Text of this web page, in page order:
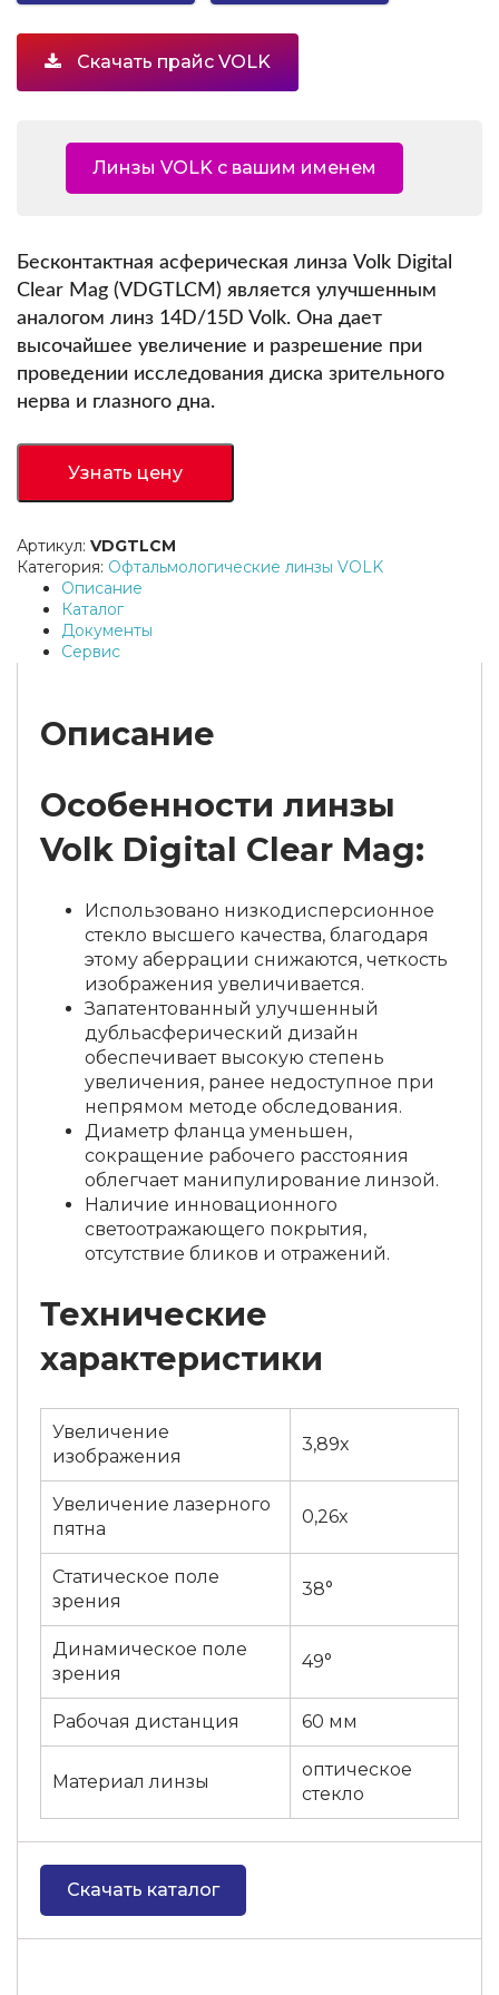
Скачать прайс VOLK
Линзы VOLK с вашим именем
Бесконтактная асферическая линза Volk Digital
Clear Mag (VDGTLCM) является улучшенным
аналогом линз 14D/15D Volk. Она дает
высочайшее увеличение и разрешение при
проведении исследования диска зрительного
нерва и глазного дна.
Узнать цену
Артикул: VDGTLCM
Категория: Офтальмологические линзы VOLK
Описание
Каталог
Документы
Сервис
Описание
Особенности линзы
Volk Digital Clear Mag:
Использовано низкодисперсионное
стекло высшего качества, благодаря
этому аберрации снижаются, четкость
изображения увеличивается.
Запатентованный улучшенный
дубльасферический дизайн
обеспечивает высокую степень
увеличения, ранее недоступное при
непрямом методе обследования.
Диаметр фланца уменьшен,
сокращение рабочего расстояния
облегчает манипулирование линзой.
Наличие инновационного
светоотражающего покрытия,
отсутствие бликов и отражений.
Технические
характеристики
Увеличение
изображения
3,89x
Увеличение лазерного
пятна
0,26x
Статическое поле
зрения
38°
Динамическое поле
зрения
49°
Рабочая дистанция 60 мм
Материал линзы
оптическое
стекло
Скачать каталог